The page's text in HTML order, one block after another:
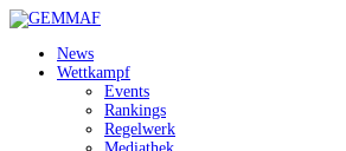
News
Wettkampf
Events
Rankings
Regelwerk